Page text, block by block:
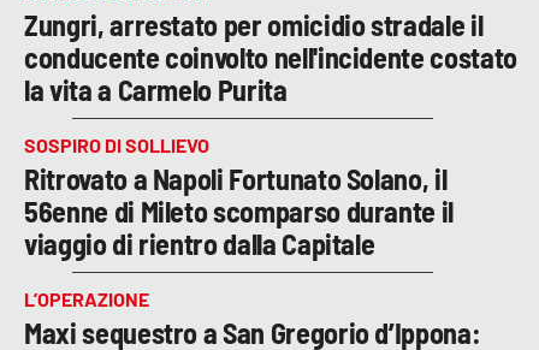
Zungri, arrestato per omicidio stradale il
conducente coinvolto nell'incidente costato
la vita a Carmelo Purita
SOSPIRO DI SOLLIEVO
Ritrovato a Napoli Fortunato Solano, il
56enne di Mileto scomparso durante il
viaggio di rientro dalla Capitale
L’OPERAZIONE
Maxi sequestro a San Gregorio d’Ippona: